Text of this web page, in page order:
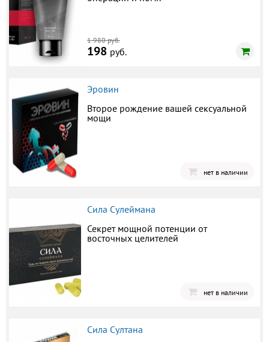
1 980 руб.
198 руб.
Эровин
Второе рождение вашей сексуальной
мощи
нет в наличии
Сила Сулеймана
Секрет мощной потенции от
восточных целителей
нет в наличии
Сила Султана